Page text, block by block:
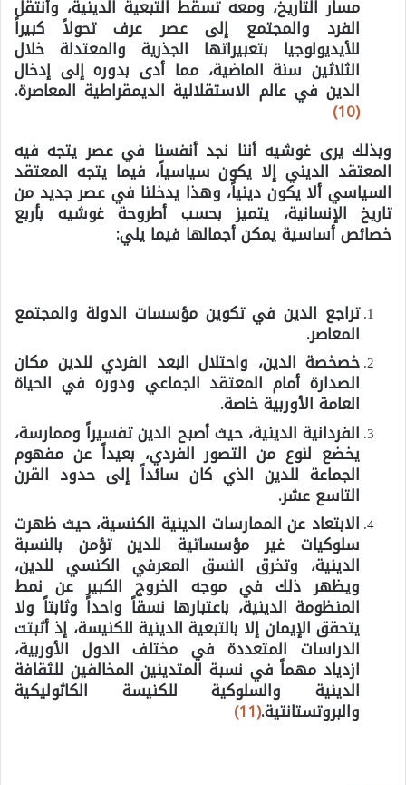
مسار التاريخ، ومعه تسقط التبعية الدينية، وأنتقل
الفرد والمجتمع إلى عصر عرف تحولاً كبيراً
للأيديولوجيا بتعبيراتها الجذرية والمعتدلة خلال
الثلاثين سنة الماضية، مما أدى بدوره إلى إدخال
الدين في عالم الاستقلالية الديمقراطية المعاصرة.
(10)
وبذلك يرى غوشيه أننا نجد أنفسنا في عصر يتجه فيه
المعتقد الديني إلا يكون سياسياً، فيما يتجه المعتقد
السياسي ألا يكون دينياً، وهذا يدخلنا في عصر جديد من
تاريخ الإنسانية، يتميز بحسب أطروحة غوشيه بأربع
خصائص أساسية يمكن أجمالها فيما يلي:
تراجع الدين في تكوين مؤسسات الدولة والمجتمع
المعاصر.
خصخصة الدين، واحتلال البعد الفردي للدين مكان
الصدارة أمام المعتقد الجماعي ودوره في الحياة
العامة الأوربية خاصة.
الفردانية الدينية، حيث أصبح الدين تفسيراً وممارسة،
يخضع لنوع من التصور الفردي، بعيداً عن مفهوم
الجماعة للدين الذي كان سائداً إلى حدود القرن
التاسع عشر.
الابتعاد عن الممارسات الدينية الكنسية، حيث ظهرت
سلوكيات غير مؤسساتية للدين تؤمن بالنسبة
الدينية، وتخرق النسق المعرفي الكنسي للدين،
ويظهر ذلك في موجه الخروج الكبير عن نمط
المنظومة الدينية، باعتبارها نسقاً واحداً وثابتاً ولا
يتحقق الإيمان إلا بالتبعية الدينية للكنيسة، إذ أثبتت
الدراسات المتعددة في مختلف الدول الأوربية،
ازدياد مهماً في نسبة المتدينين المخالفين للثقافة
الدينية والسلوكية للكنيسة الكاثوليكية
والبروتستانتية.(11)